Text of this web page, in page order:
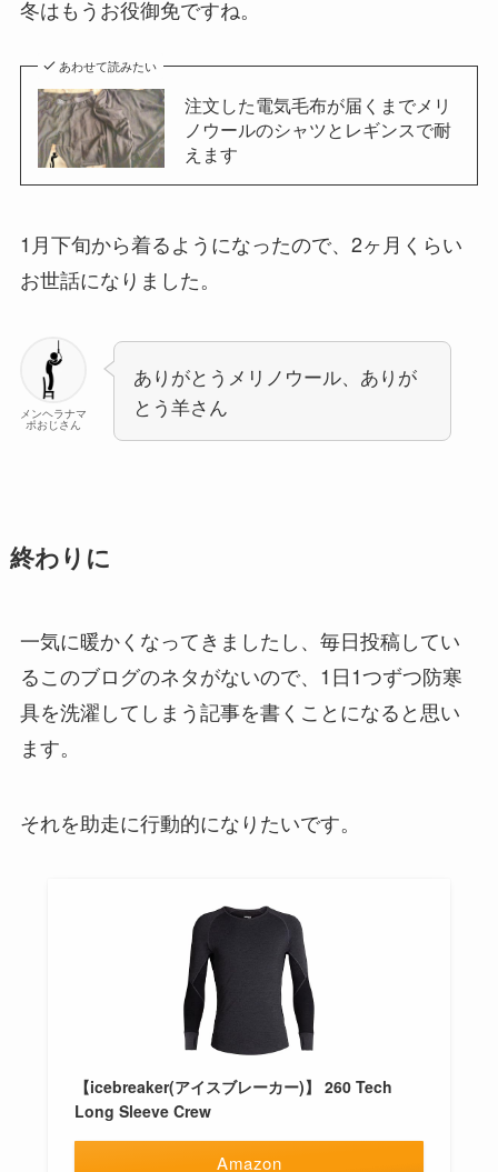
冬はもうお役御免ですね。
あわせて読みたい
注文した電気毛布が届くまでメリ
ノウールのシャツとレギンスで耐
えます
1月下旬から着るようになったので、2ヶ月くらい
お世話になりました。
メンヘラナマ
ポおじさん
ありがとうメリノウール、ありが
とう羊さん
終わりに
一気に暖かくなってきましたし、毎日投稿してい
るこのブログのネタがないので、1日1つずつ防寒
具を洗濯してしまう記事を書くことになると思い
ます。
それを助走に行動的になりたいです。
【icebreaker(アイスブレーカー)】 260 Tech
Long Sleeve Crew
Amazon